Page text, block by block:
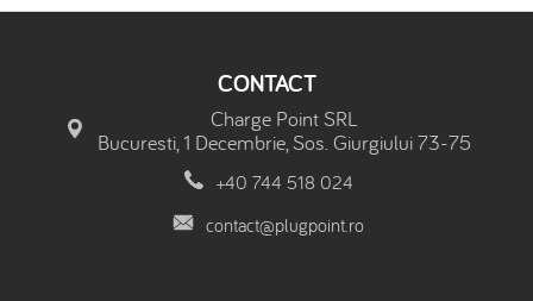
CONTACT
Charge Point SRL
Bucuresti, 1 Decembrie, Sos. Giurgiului 73-75
+40 744 518 024
contact@plugpoint.ro